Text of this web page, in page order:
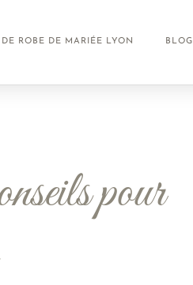
DE ROBE DE MARIÉE LYON BLOG
pour